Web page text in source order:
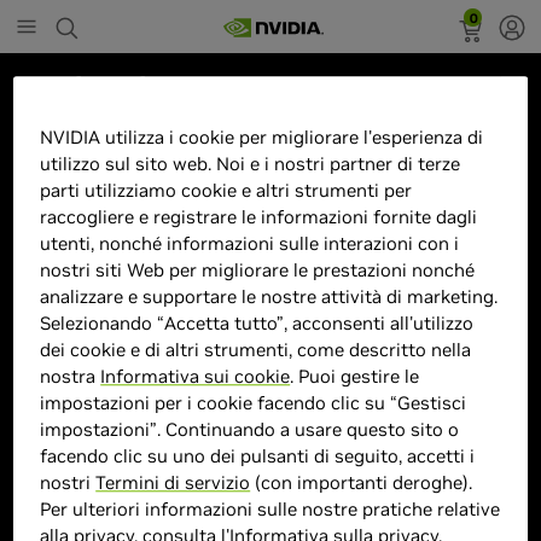
0
Marketplace
ZOTAC RTX 5070TWIN EDGE
12GB GDDR7
> GPU : GeForce RTX 5070
> Dimensione memoria : 12GB GDDR7
> Velocità boost clock : MHz
> MPN : ZT-B50700E-10P
Prodotto esaurito
NVIDIA utilizza i cookie per migliorare l'esperienza di
utilizzo sul sito web. Noi e i nostri partner di terze
parti utilizziamo cookie e altri strumenti per
raccogliere e registrare le informazioni fornite dagli
utenti, nonché informazioni sulle interazioni con i
nostri siti Web per migliorare le prestazioni nonché
analizzare e supportare le nostre attività di marketing.
Selezionando “Accetta tutto”, acconsenti all'utilizzo
dei cookie e di altri strumenti, come descritto nella
nostra Informativa sui cookie. Puoi gestire le
impostazioni per i cookie facendo clic su “Gestisci
impostazioni”. Continuando a usare questo sito o
facendo clic su uno dei pulsanti di seguito, accetti i
nostriTermini di servizio (con importanti deroghe).
Per ulteriori informazioni sulle nostre pratiche relative
alla privacy, consulta l'Informativa sulla privacy.